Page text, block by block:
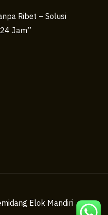
Ribet – Solusi
Jam”
Elok Mandiri